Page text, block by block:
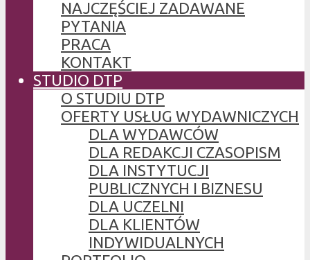
NAJCZĘŚCIEJ ZADAWANE
PYTANIA
PRACA
KONTAKT
STUDIO DTP
O STUDIU DTP
OFERTY USŁUG WYDAWNICZYCH
DLA WYDAWCÓW
DLA REDAKCJI CZASOPISM
DLA INSTYTUCJI
PUBLICZNYCH I BIZNESU
DLA UCZELNI
DLA KLIENTÓW
INDYWIDUALNYCH